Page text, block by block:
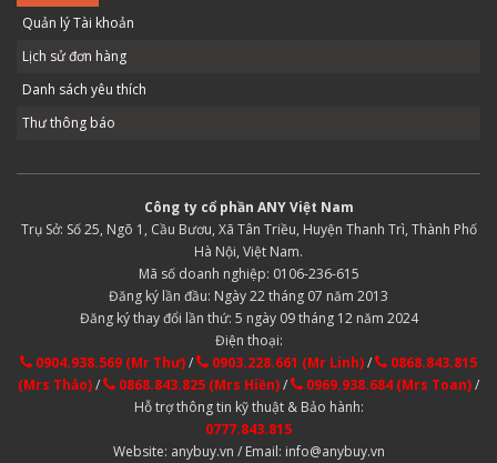
Quản lý Tài khoản
Lịch sử đơn hàng
Danh sách yêu thích
Thư thông báo
Công ty cổ phần ANY Việt Nam
Trụ Sở: Số 25, Ngõ 1, Cầu Bươu, Xã Tân Triều, Huyện Thanh Trì, Thành Phố
Hà Nội, Việt Nam.
Mã số doanh nghiệp: 0106-236-615
Đăng ký lần đầu: Ngày 22 tháng 07 năm 2013
Đăng ký thay đổi lần thứ: 5 ngày 09 tháng 12 năm 2024
Điện thoại:
0904.938.569 (Mr Thư)/ 0903.228.661 (Mr Linh)/
0868.843.815
(Mrs Thảo)/ 0868.843.825 (Mrs Hiền)/ 0969.938.684 (Mrs Toan)/
Hỗ trợ thông tin kỹ thuật & Bảo hành:
0777.843.815
Website: anybuy.vn / Email: info@anybuy.vn